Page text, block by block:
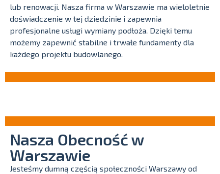
lub renowacji. Nasza firma w Warszawie ma wieloletnie
doświadczenie w tej dziedzinie i zapewnia
profesjonalne usługi wymiany podłoża. Dzięki temu
możemy zapewnić stabilne i trwałe fundamenty dla
każdego projektu budowlanego.
Nasza Obecność w
Warszawie
Jesteśmy dumną częścią społeczności Warszawy od